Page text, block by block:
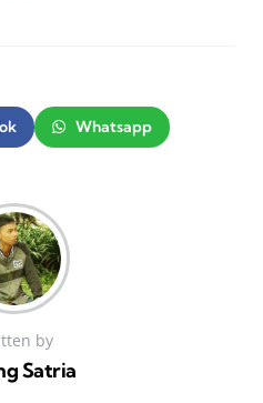
Whatsapp
by
Satria